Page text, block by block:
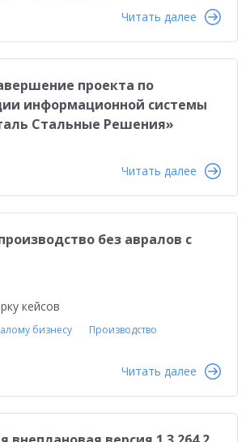
Читать далее
проекта по
информационной системы
Стальные Решения»
Читать далее
без авралов с
кейсов
бизнесу
Производство
Читать далее